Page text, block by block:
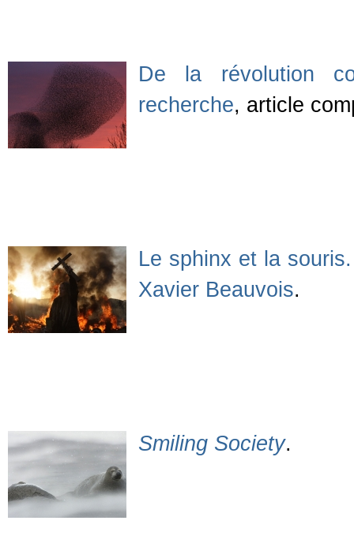
De la révolution
recherche, article
Le sphinx et la
Xavier Beauvois.
Smiling Society.